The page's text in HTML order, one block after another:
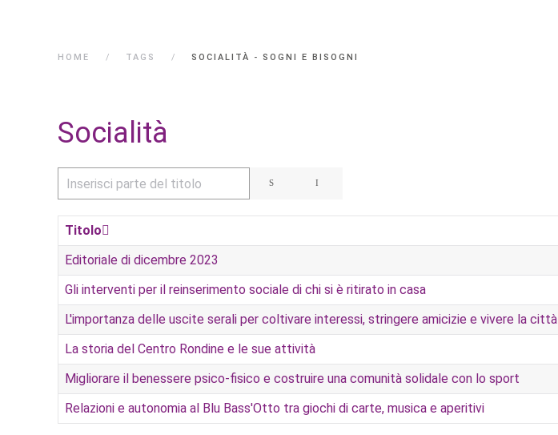
HOME TAGS SOCIALITÀ - SOGNI E BISOGNI
Socialità
Inserisci parte del titolo
Titolo
Editoriale di dicembre 2023
Gli interventi per il reinserimento sociale di chi si è ritirato in casa
L'importanza delle uscite serali per coltivare interessi, stringere amicizie e vivere la città
La storia del Centro Rondine e le sue attività
Migliorare il benessere psico-fisico e costruire una comunità solidale con lo sport
Relazioni e autonomia al Blu Bass'Otto tra giochi di carte, musica e aperitivi